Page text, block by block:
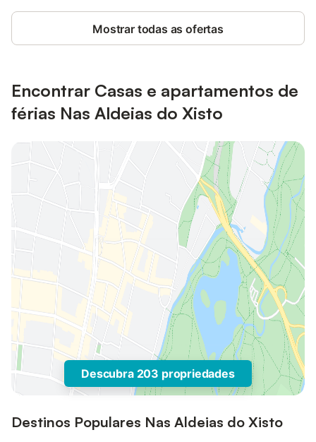
Mostrar todas as ofertas
Encontrar Casas e apartamentos de
férias Nas Aldeias do Xisto
Descubra 203 propriedades
Destinos Populares Nas Aldeias do Xisto